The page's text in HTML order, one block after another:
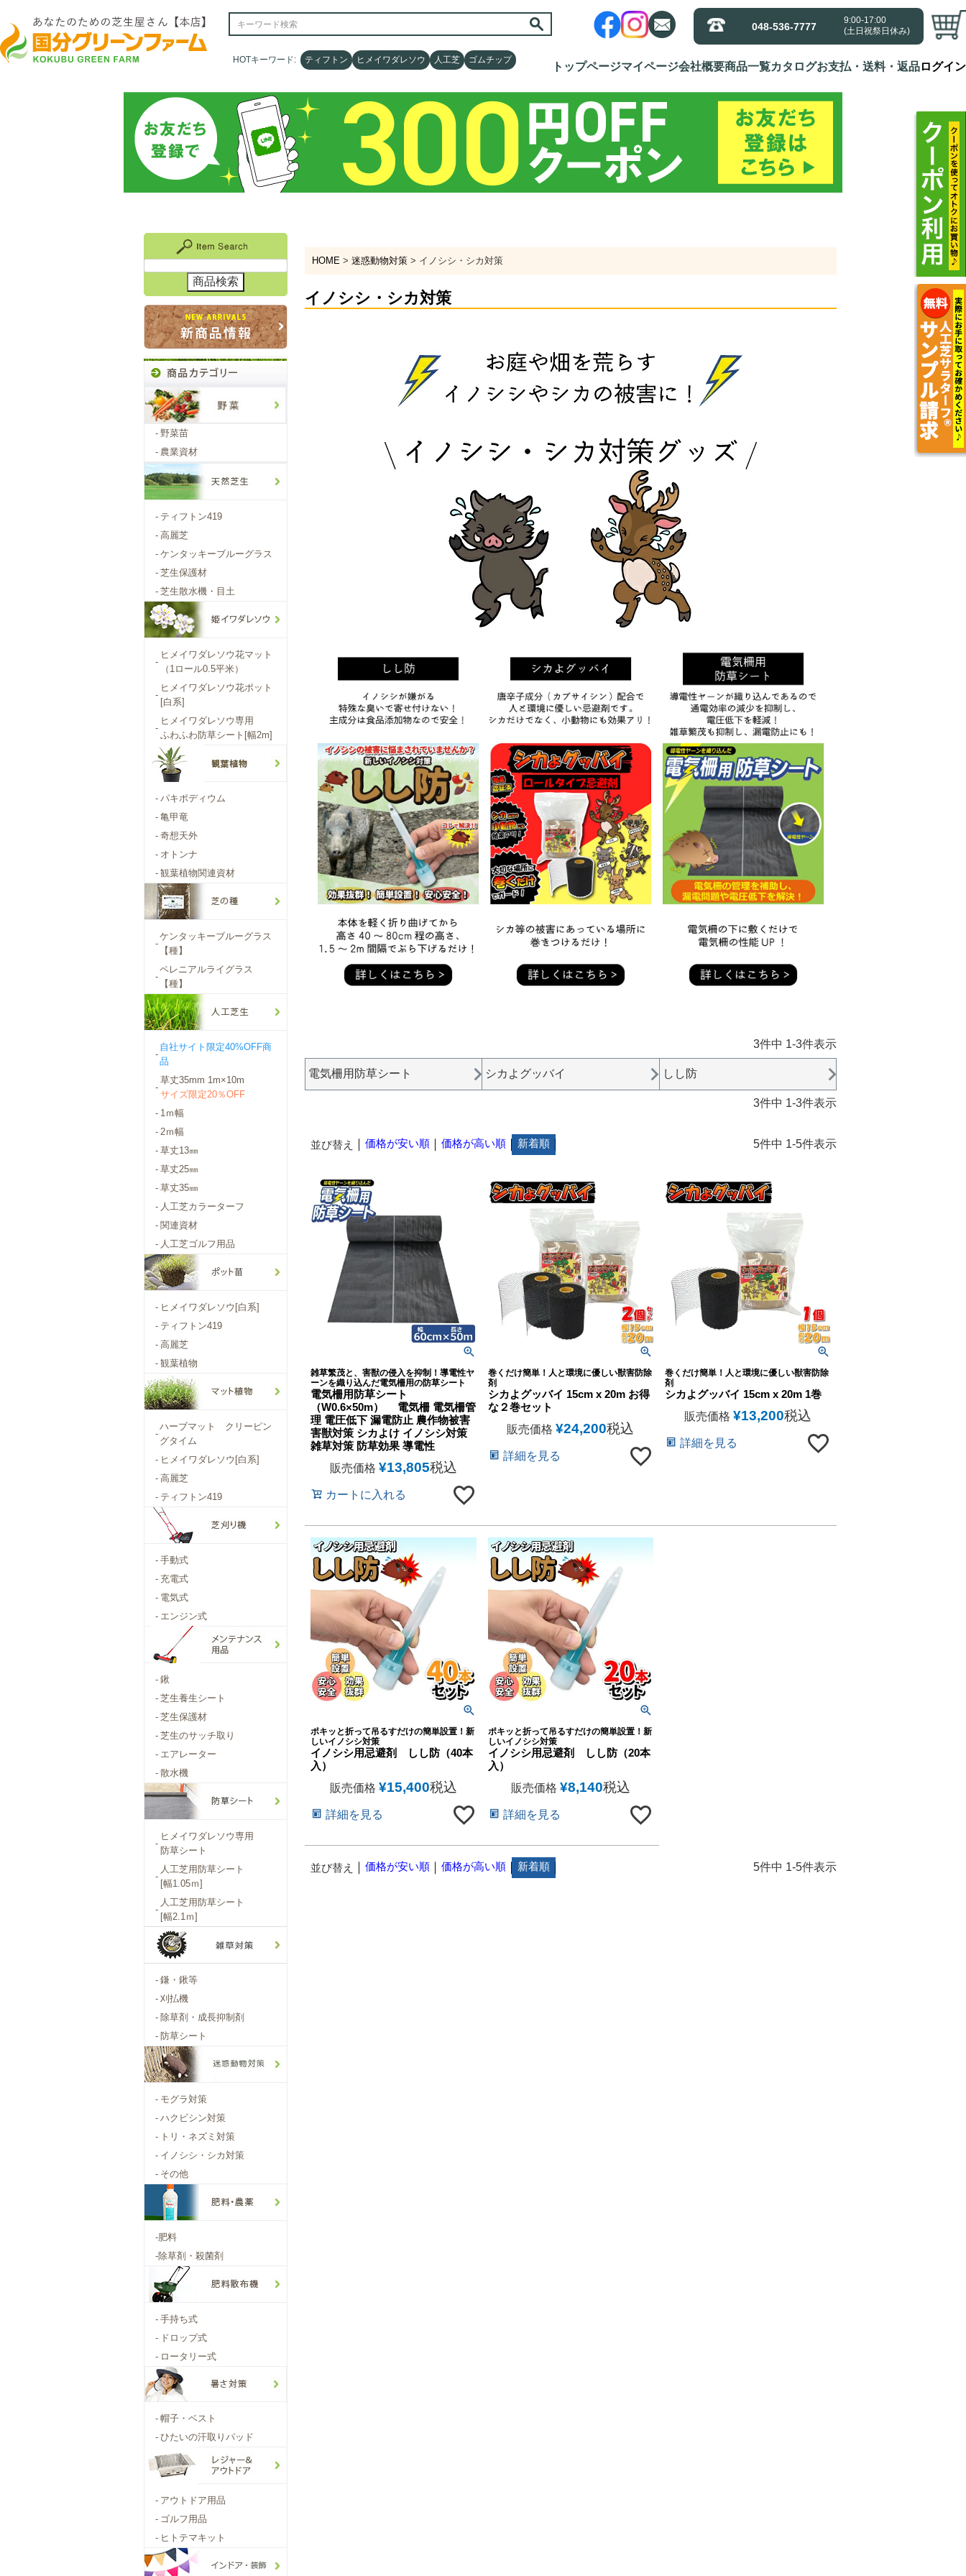
HOTキーワード: ティフトン ヒメイワダレソウ 人工芝 ゴムチップ
048-536-7777
9:00-17:00
(土日祝祭日休み)
トップページマイページ会社概要商品一覧カタログお支払・送料・返品ログイン
HOTキーワード: ティフトン ヒメイワダレソウ 人工芝 ゴムチップ
048-536-7777
9:00-17:00
(土日祝祭日休み)
トップページマイページ会社概要商品一覧カタログお支払・送料・返品ログイン
- 野菜苗
- 農業資材
- ティフトン419
- 高麗芝
- ケンタッキーブルーグラス
- 芝生保護材
- 芝生散水機・目土
-
ヒメイワダレソウ花マット
（1ロール0.5平米）
-
ヒメイワダレソウ花ポット
[白系]
-
ヒメイワダレソウ専用
ふわふわ防草シート[幅2m]
- パキポディウム
- 亀甲竜
- 奇想天外
- オトンナ
- 観葉植物関連資材
-
ケンタッキーブルーグラス
【種】
-
ペレニアルライグラス
【種】
-
自社サイト限定40%OFF商
品
-
草丈35mm 1m×10m
サイズ限定20％OFF
- 1ｍ幅
- 2ｍ幅
- 草丈13㎜
- 草丈25㎜
- 草丈35㎜
- 人工芝カラーターフ
- 関連資材
- 人工芝ゴルフ用品
- ヒメイワダレソウ[白系]
- ティフトン419
- 高麗芝
- 観葉植物
-
ハーブマット クリーピン
グタイム
- ヒメイワダレソウ[白系]
- 高麗芝
- ティフトン419
- 手動式
- 充電式
- 電気式
- エンジン式
- 鍬
- 芝生養生シート
- 芝生保護材
- 芝生のサッチ取り
- エアレーター
- 散水機
-
ヒメイワダレソウ専用
防草シート
-
人工芝用防草シート
[幅1.05ｍ]
-
人工芝用防草シート
[幅2.1ｍ]
- 鎌・鍬等
- 刈払機
- 除草剤・成長抑制剤
- 防草シート
- モグラ対策
- ハクビシン対策
- トリ・ネズミ対策
- イノシシ・シカ対策
- その他
-肥料
-除草剤・殺菌剤
- 手持ち式
- ドロップ式
- ロータリー式
- 帽子・ベスト
- ひたいの汗取りパッド
- アウトドア用品
- ゴルフ用品
- ヒトテマキット
HOME 迷惑動物対策 イノシシ・シカ対策
イノシシ・シカ対策
3件中 1-3件表示
電気柵用防草シート シカよグッバイ しし防
3件中 1-3件表示
並び替え 価格が安い順 価格が高い順 新着順 5件中 1-5件表示
雑草繁茂と、害獣の侵入を抑制！導電性ヤ
ーンを織り込んだ電気柵用の防草シート
電気柵用防草シート
（W0.6×50m） 電気柵 電気柵管
理 電圧低下 漏電防止 農作物被害
害獣対策 シカよけ イノシシ対策
雑草対策 防草効果 導電性
販売価格 ¥13,805税込
カートに入れる
巻くだけ簡単！人と環境に優しい獣害防除
剤
シカよグッバイ 15cm x 20m お得
な２巻セット
販売価格 ¥24,200税込
詳細を見る
巻くだけ簡単！人と環境に優しい獣害防除
剤
シカよグッバイ 15cm x 20m 1巻
販売価格 ¥13,200税込
詳細を見る
ポキッと折って吊るすだけの簡単設置！新
しいイノシシ対策
イノシシ用忌避剤 しし防（40本
入）
販売価格 ¥15,400税込
詳細を見る
ポキッと折って吊るすだけの簡単設置！新
しいイノシシ対策
イノシシ用忌避剤 しし防（20本
入）
販売価格 ¥8,140税込
詳細を見る
並び替え 価格が安い順 価格が高い順 新着順 5件中 1-5件表示